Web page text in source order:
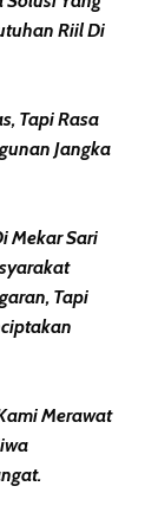
Riil Di
Tapi Rasa
Jangka
Mekar Sari
Tapi
Merawat